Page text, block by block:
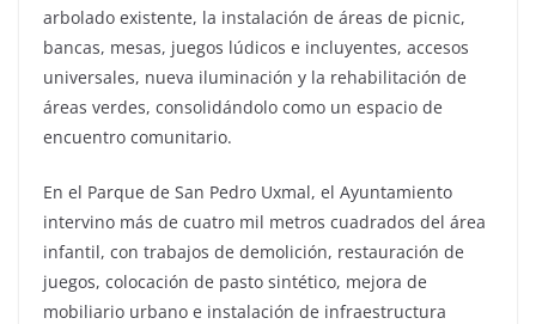
arbolado existente, la instalación de áreas de picnic,
bancas, mesas, juegos lúdicos e incluyentes, accesos
universales, nueva iluminación y la rehabilitación de
áreas verdes, consolidándolo como un espacio de
encuentro comunitario.
En el Parque de San Pedro Uxmal, el Ayuntamiento
intervino más de cuatro mil metros cuadrados del área
infantil, con trabajos de demolición, restauración de
juegos, colocación de pasto sintético, mejora de
mobiliario urbano e instalación de infraestructura